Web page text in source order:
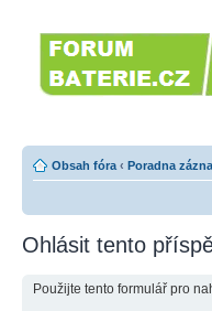
Obsah fóra ‹ Poradna
Ohlásit tento
Použijte tento formulář pro